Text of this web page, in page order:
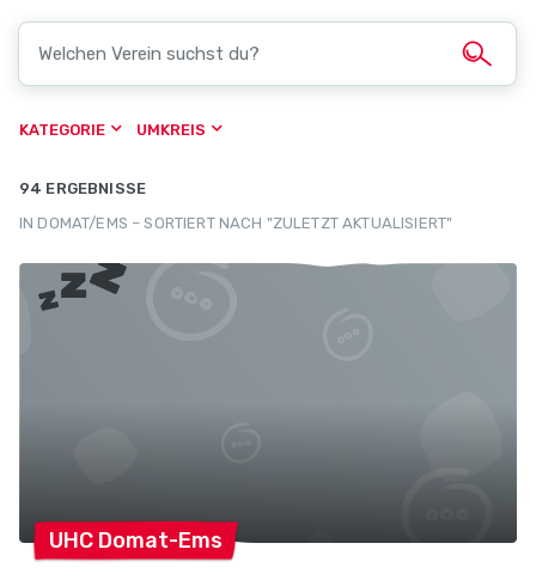
KATEGORIE UMKREIS
94 ERGEBNISSE
IN DOMAT/EMS – SORTIERT NACH "ZULETZT AKTUALISIERT"
UHC Domat-Ems